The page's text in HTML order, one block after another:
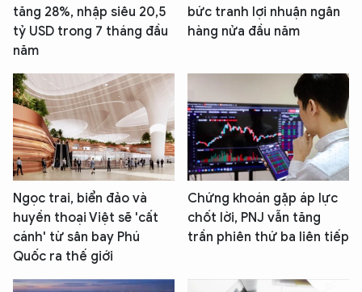
tăng 28%, nhập siêu 20,5
tỷ USD trong 7 tháng đầu
năm
bức tranh lợi nhuận ngân
hàng nửa đầu năm
Ngọc trai, biển đảo và
huyền thoại Việt sẽ 'cất
cánh' từ sân bay Phú
Quốc ra thế giới
Chứng khoán gặp áp lực
chốt lời, PNJ vẫn tăng
trần phiên thứ ba liên tiếp